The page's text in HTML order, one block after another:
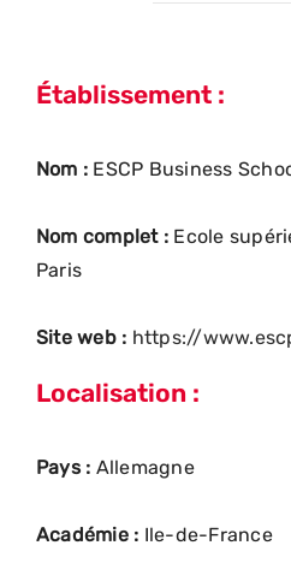
Établissement :
Nom : ESCP Business
Nom complet : Ecole
Paris
Site web : https://
Localisation :
Pays : Allemagne
Académie : Ile-de-France